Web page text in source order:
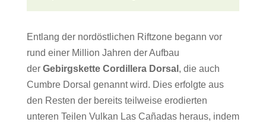
Entlang der nordöstlichen Riftzone begann vor
rund einer Million Jahren der Aufbau
der Gebirgskette Cordillera Dorsal , die auch
Cumbre Dorsal genannt wird. Dies erfolgte aus
den Resten der bereits teilweise erodierten
unteren Teilen Vulkan Las Cañadas heraus, indem